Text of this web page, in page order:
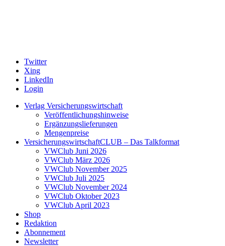
Twitter
Xing
LinkedIn
Login
Verlag Versicherungswirtschaft
Veröffentlichungshinweise
Ergänzungslieferungen
Mengenpreise
VersicherungswirtschaftCLUB – Das Talkformat
VWClub Juni 2026
VWClub März 2026
VWClub November 2025
VWClub Juli 2025
VWClub November 2024
VWClub Oktober 2023
VWClub April 2023
Shop
Redaktion
Abonnement
Newsletter